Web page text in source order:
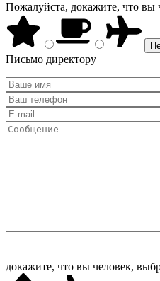
Пожалуйста, докажите, что вы
Письмо директору
докажите, что вы человек,